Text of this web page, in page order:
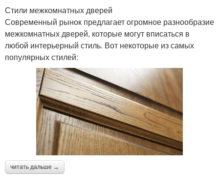
Стили межкомнатных дверей
Современный рынок предлагает огромное разнообразие
межкомнатных дверей, которые могут вписаться в
любой интерьерный стиль. Вот некоторые из самых
популярных стилей:
читать дальше →